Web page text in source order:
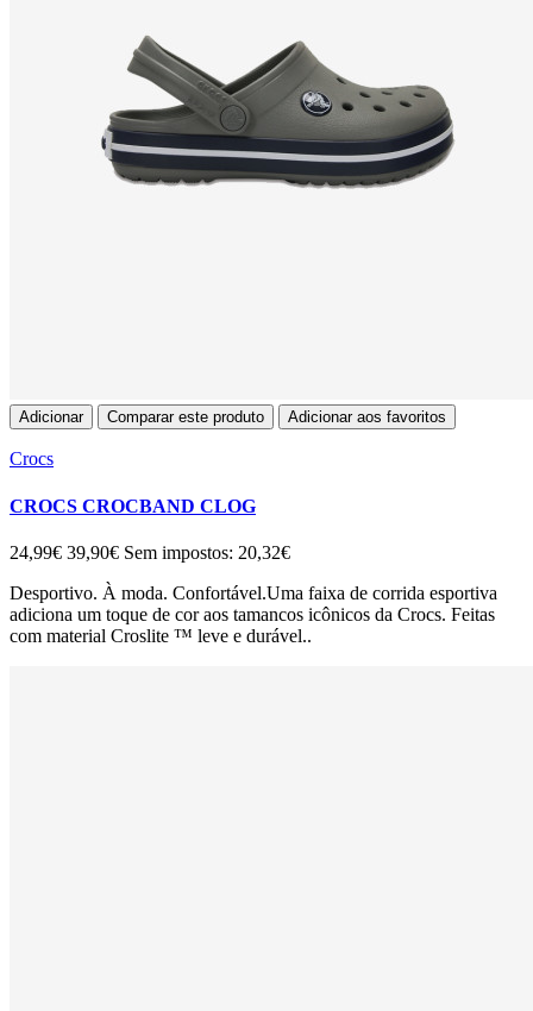
Adicionar Comparar este produto Adicionar aos favoritos
Crocs
CROCS CROCBAND CLOG
24,99€ 39,90€ Sem impostos: 20,32€
Desportivo. À moda. Confortável.Uma faixa de corrida esportiva
adiciona um toque de cor aos tamancos icônicos da Crocs. Feitas
com material Croslite ™ leve e durável..